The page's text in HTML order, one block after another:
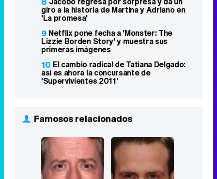
giro a la historia de Martina y Adriano en
'La promesa'
9 Netflix pone fecha a 'Monster: The
Lizzie Borden Story' y muestra sus
primeras imágenes
10 El cambio radical de Tatiana Delgado:
así es ahora la concursante de
'Supervivientes 2011'
Famosos relacionados